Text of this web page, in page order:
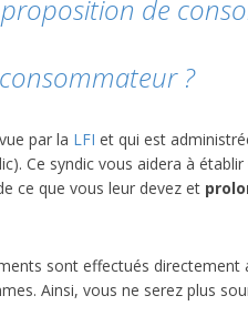
de
?
par la LFI et qui est
Ce syndic vous aidera à
ce que vous leur devez et
sont effectués directement
Ainsi, vous ne serez plus